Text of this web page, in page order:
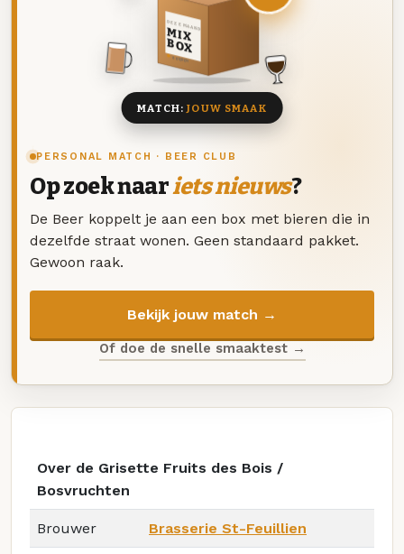
PERSONAL MATCH · BEER CLUB
Op zoek naariets nieuws?
De Beer koppelt je aan een box met bieren die in
dezelfde straat wonen. Geen standaard pakket.
Gewoon raak.
Bekijk jouw match →
Of doe de snelle smaaktest →
DEZE MAAND
MIX
BOX
8 BIEREN
MATCH:JOUW SMAAK
Over de Grisette Fruits des Bois /
Bosvruchten
Brouwer Brasserie St-Feuillien